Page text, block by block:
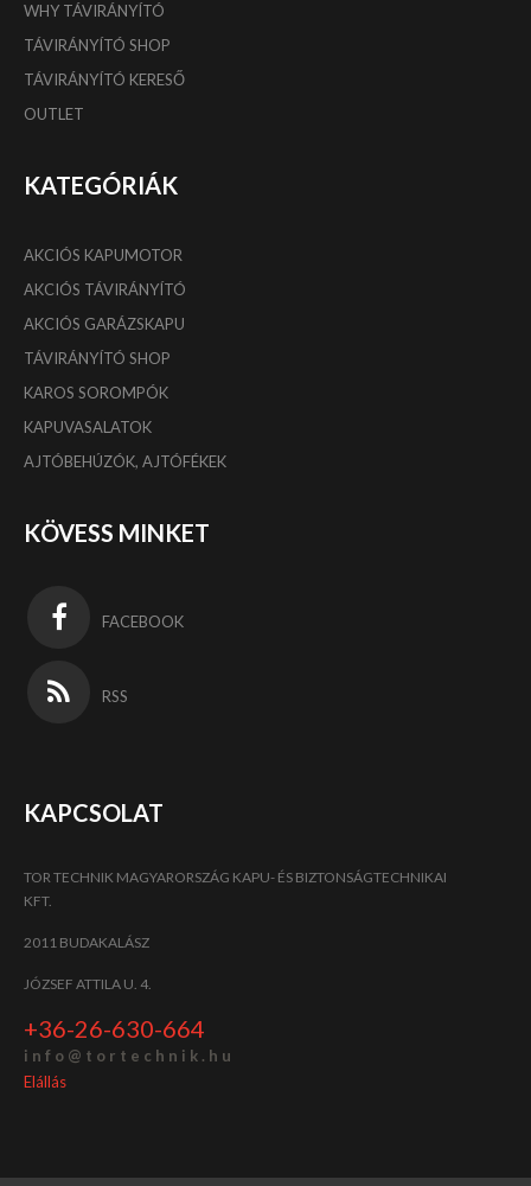
WHY TÁVIRÁNYÍTÓ
TÁVIRÁNYÍTÓ SHOP
TÁVIRÁNYÍTÓ KERESŐ
OUTLET
KATEGÓRIÁK
AKCIÓS KAPUMOTOR
AKCIÓS TÁVIRÁNYÍTÓ
AKCIÓS GARÁZSKAPU
TÁVIRÁNYÍTÓ SHOP
KAROS SOROMPÓK
KAPUVASALATOK
AJTÓBEHÚZÓK, AJTÓFÉKEK
KÖVESS MINKET
FACEBOOK
RSS
KAPCSOLAT
TOR TECHNIK MAGYARORSZÁG KAPU- ÉS BIZTONSÁGTECHNIKAI
KFT.
2011 BUDAKALÁSZ
JÓZSEF ATTILA U. 4.
+36-26-630-664
i n f o @ t o r t e c h n i k . h u
Elállás